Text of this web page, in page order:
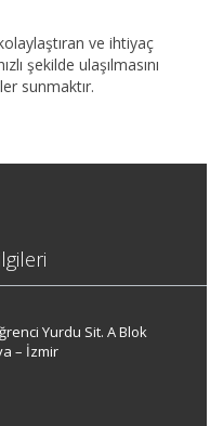
ve ihtiyaç
şekilde ulaşılmasını
sunmaktır.
Yurdu Sit. A Blok
– İzmir